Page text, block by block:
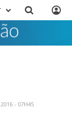
- 07H45